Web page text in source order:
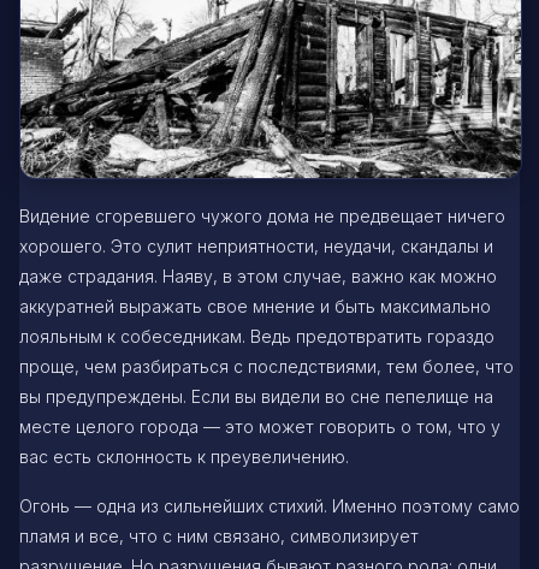
Видение сгоревшего чужого дома не предвещает ничего
хорошего. Это сулит неприятности, неудачи, скандалы и
даже страдания. Наяву, в этом случае, важно как можно
аккуратней выражать свое мнение и быть максимально
лояльным к собеседникам. Ведь предотвратить гораздо
проще, чем разбираться с последствиями, тем более, что
вы предупреждены. Если вы видели во сне пепелище на
месте целого города — это может говорить о том, что у
вас есть склонность к преувеличению.
Огонь — одна из сильнейших стихий. Именно поэтому само
пламя и все, что с ним связано, символизирует